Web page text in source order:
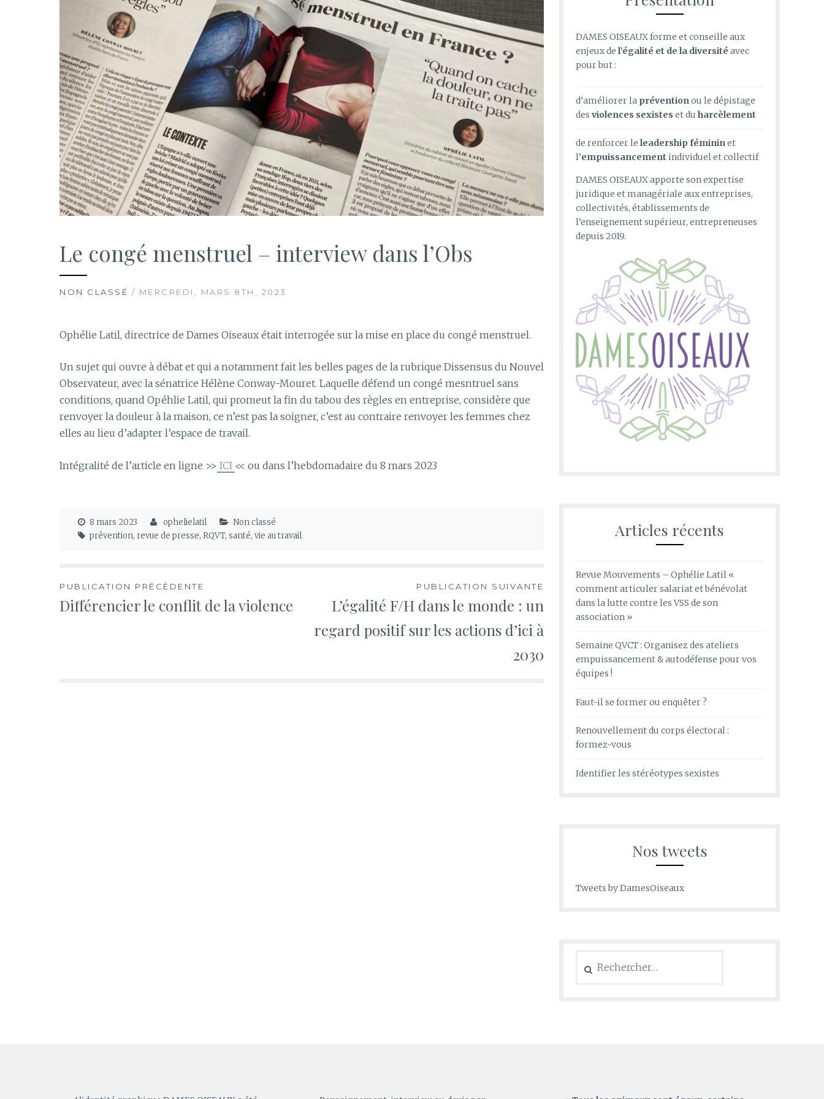
Le congé menstruel – interview dans l’Obs
NON CLASSÉ / MERCREDI, MARS 8TH, 2023
Ophélie Latil, directrice de Dames Oiseaux était interrogée sur la mise en place du congé menstruel.
Un sujet qui ouvre à débat et qui a notamment fait les belles pages de la rubrique Dissensus du Nouvel
Observateur, avec la sénatrice Hélène Conway-Mouret. Laquelle défend un congé mesntruel sans
conditions, quand Opéhlie Latil, qui promeut la fin du tabou des règles en entreprise, considère que
renvoyer la douleur à la maison, ce n’est pas la soigner, c’est au contraire renvoyer les femmes chez
elles au lieu d’adapter l’espace de travail.
Intégralité de l’article en ligne >> ICI << ou dans l’hebdomadaire du 8 mars 2023
8 mars 2023 ophelielatil
Non classé
prévention, revue de presse, RQVT, santé, vie au travail
Navigation
PUBLICATION PRÉCÉDENTE
Différencier le conflit de la violence
PUBLICATION SUIVANTE
L’égalité F/H dans le monde : un
regard positif sur les actions d’ici à
2030
DAMES OISEAUX forme et conseille aux
enjeuxde l’égalité et de la diversité avec
pour but :
d’améliorer la préventionou le dépistage
des violences sexistes et du harcèlement
de renforcer le leadership fémininet
l’empuissancement individuelet collectif
DAMES OISEAUX apporte son expertise
juridique et managériale aux entreprises,
collectivités, établissements de
l’enseignement supérieur, entrepreneuses
depuis 2019.
Articles récents
Revue Mouvements – Ophélie Latil «
comment articuler salariat et bénévolat
dans la lutte contre les VSS de son
association »
Semaine QVCT : Organisez des ateliers
empuissancement & autodéfense pour vos
équipes !
Faut-il se former ou enquêter ?
Renouvellement du corps électoral :
formez-vous
Identifier les stéréotypes sexistes
Nos tweets
Tweets by DamesOiseaux